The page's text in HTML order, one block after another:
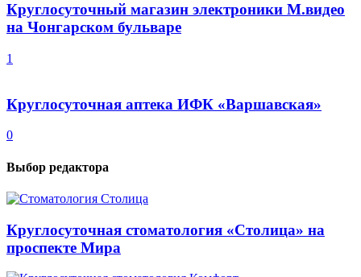
Круглосуточный магазин электроники М.видео
на Чонгарском бульваре
1
Круглосуточная аптека ИФК «Варшавская»
0
Выбор редактора
Круглосуточная стоматология «Столица» на
проспекте Мира